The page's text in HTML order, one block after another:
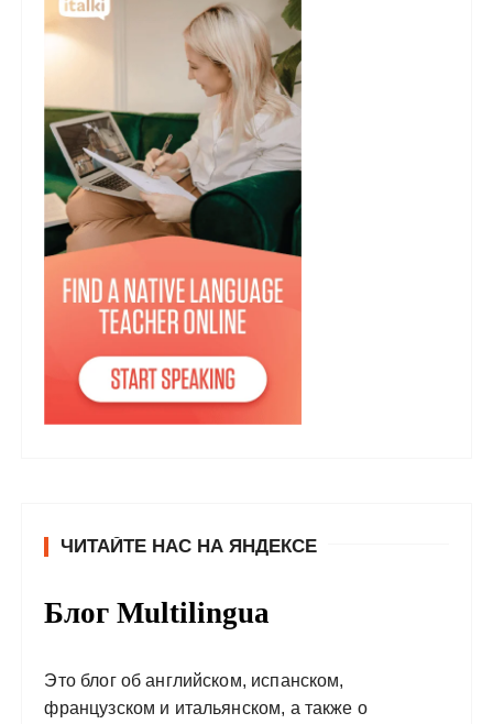
ЧИТАЙТЕ НАС НА ЯНДЕКСЕ
Блог Multilingua
Это блог об английском, испанском,
французском и итальянском, а также о